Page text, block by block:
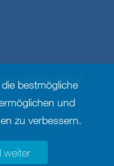
Gewalt
bestmögliche
und
zu verbessern.
weiter